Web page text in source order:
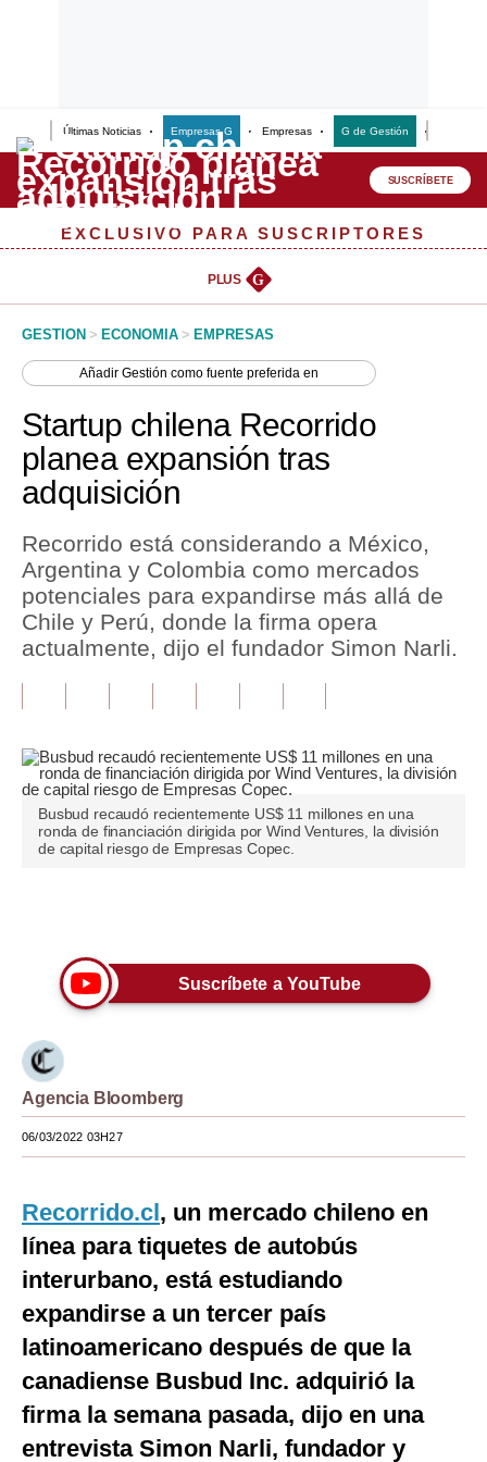
Últimas Noticias Empresas G Empresas G de Gestión
Lo último
Peru Quiosco
Management & Empleo
Perú
Política
Finanzas Personales
Inmobiliarias
Plus G
Pregunta de hoy
Blogs
Viajes
Moda
Estilos
Mundo
EEUU
España
Internacional
Tecnología
Club del Suscriptor
G de Gestión
SUSCRÍBETE
EXCLUSIVO PARA SUSCRIPTORES
PLUS G
GESTION > ECONOMIA > EMPRESAS
AñadirGestión como fuente preferida en
Startup chilena Recorrido
planea expansión tras
adquisición
Recorrido está considerando a México,
Argentina y Colombia como mercados
potenciales para expandirse más allá de
Chile y Perú, donde la firma opera
actualmente, dijo el fundador Simon Narli.
Busbud recaudó recientemente US$ 11 millones en una
ronda de financiación dirigida por Wind Ventures, la división
de capital riesgo de Empresas Copec.
Suscríbete a YouTube
Agencia Bloomberg
06/03/2022 03H27
Recorrido.cl, un mercado chileno en
línea para tiquetes de autobús
interurbano, está estudiando
expandirse a un tercer país
latinoamericano después de que la
canadiense Busbud Inc. adquirió la
firma la semana pasada, dijo en una
entrevista Simon Narli, fundador y